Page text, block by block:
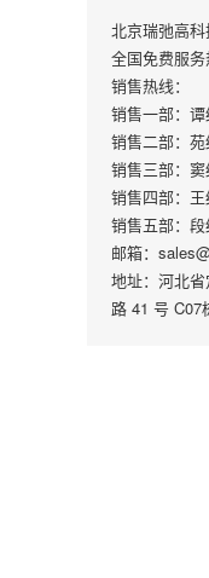
北京瑞弛高
全国免费服
销售热线：
销售一部：谭
销售二部：
销售三部：
销售四部：
销售五部：
邮箱：
地址：河北
路 41 号 C07